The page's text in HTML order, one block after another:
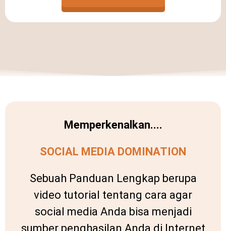
Memperkenalkan....
SOCIAL MEDIA DOMINATION
Sebuah Panduan Lengkap berupa
video tutorial tentang cara agar
social media Anda bisa menjadi
sumber penghasilan Anda di Internet